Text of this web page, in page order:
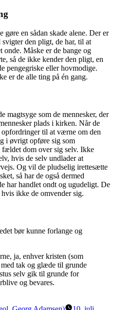
en sådan skade alene. Der er
den pligt, de har, til at
onde. Måske er de bange og
så de ikke kender den pligt, en
pengegriske eller hovmodige.
er de alle ting på én gang.
magtsyge som de mennesker, der
plads i kirken. Når de
til at værne om den
i øvrigt opføre sig som
fældet dom over sig selv. Ikke
hvis de selv undlader at
Og vil de pludselig irettesætte
så har de også dermed
har handlet ondt og ugudeligt. De
ikke de omvender sig.
bør kunne forlange og
ja, enhver kristen (som
tak og glæde til grunde
selv gik til grunde for
og bevares.